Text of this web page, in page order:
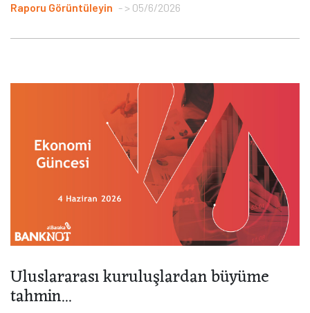
Raporu Görüntüleyin > 05/6/2026
Uluslararası kuruluşlardan büyüme
tahmin...